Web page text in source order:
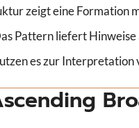
zeigt eine Formation
Pattern liefert
es zur Interpretation